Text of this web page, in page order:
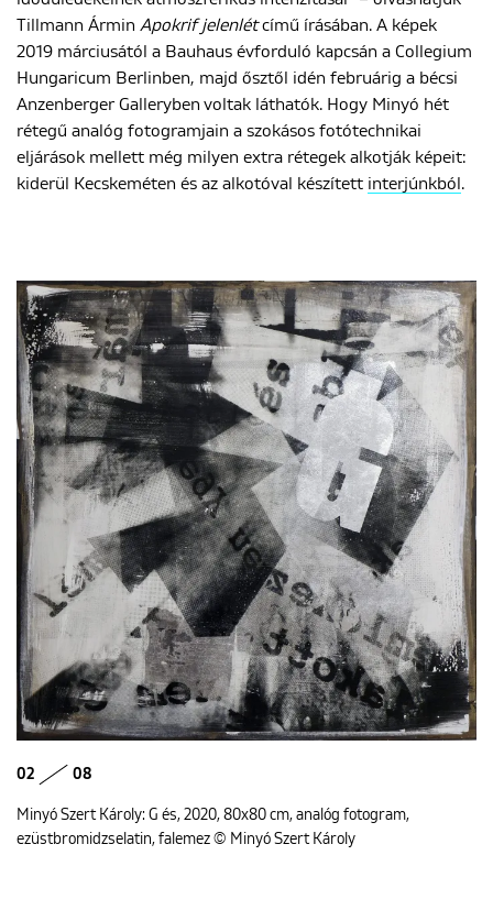
Tillmann Ármin Apokrif jelenlétcímű írásában. A képek
2019 márciusától a Bauhaus évforduló kapcsán a Collegium
Hungaricum Berlinben, majd ősztől idén februárig a bécsi
Anzenberger Galleryben voltak láthatók. Hogy Minyó hét
rétegű analóg fotogramjain a szokásos fotótechnikai
eljárások mellett még milyen extra rétegek alkotják képeit:
kiderül Kecskeméten és az alkotóval készített interjúnkból .
02 08
Minyó Szert Károly: G és, 2020, 80x80 cm, analóg fotogram,
ezüstbromidzselatin, falemez © Minyó Szert Károly